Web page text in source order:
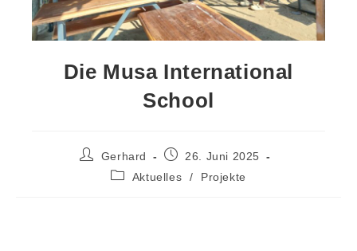
Die Musa International
School
Gerhard
26. Juni 2025
Aktuelles
/ Projekte